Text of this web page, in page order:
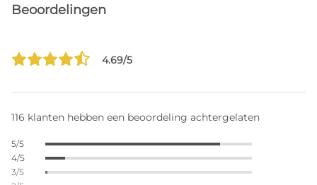
Beoordelingen
4.69/5
116 klanten hebben een beoordeling achtergelaten
5/5
4/5
3/5